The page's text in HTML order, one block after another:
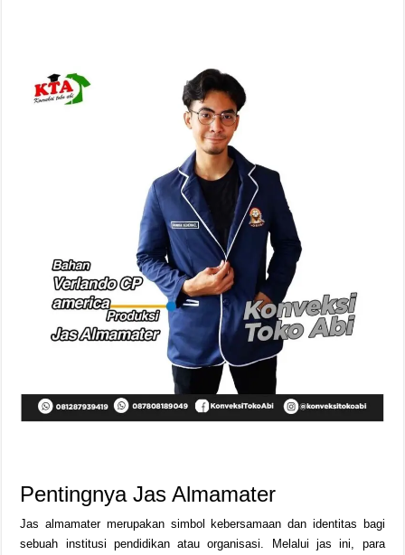
Pentingnya Jas Almamater
Jas almamater merupakan simbol kebersamaan dan identitas bagi
sebuah institusi pendidikan atau organisasi. Melalui jas ini, para